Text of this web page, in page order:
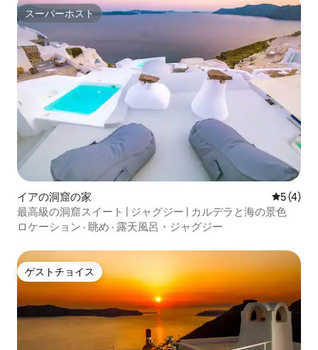
スーパーホスト
スーパーホスト
イアの洞窟の家 レビュー
5 (4)
最高級の洞窟スイート | ジャグジー | カルデラと海の景色
ロケーション · 眺め · 露天風呂・ジャグジー
ゲストチョイス
ゲストチョイス